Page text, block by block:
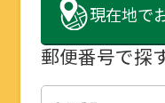
現在地で
郵便番号で探